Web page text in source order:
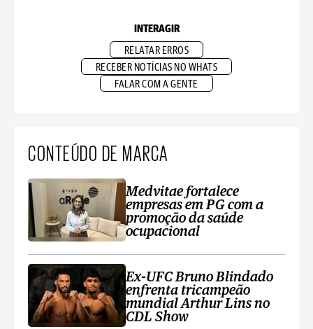
INTERAGIR
RELATAR ERROS
RECEBER NOTÍCIAS NO WHATS
FALAR COM A GENTE
CONTEÚDO DE MARCA
Medvitae fortalece
empresas em PG com a
promoção da saúde
ocupacional
Ex-UFC Bruno Blindado
enfrenta tricampeão
mundial Arthur Lins no
CDL Show